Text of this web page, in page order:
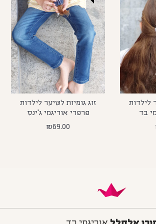
לילדות
בד
זוג גומיות לשיער לילדות
פרפרי אוריגמי ג'ינס
₪69.00
אלחלל אוריגמי בד